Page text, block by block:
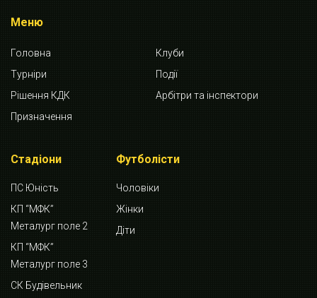
Меню
Головна
Клуби
Турніри
Події
Рішення КДК
Арбітри та інспектори
Призначення
Стадіони
ПС Юність
КП “МФК”
Металург поле 2
КП “МФК”
Металург поле 3
СК Будівельник
Футболісти
Чоловіки
Жінки
Діти